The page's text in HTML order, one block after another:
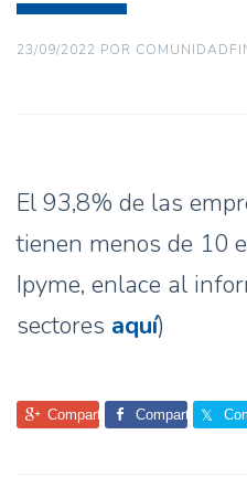
23/09/2022 POR
El 93,8% de las
tienen menos de 10
Ipyme, enlace al
sectores aquí)
Comparte Comparte